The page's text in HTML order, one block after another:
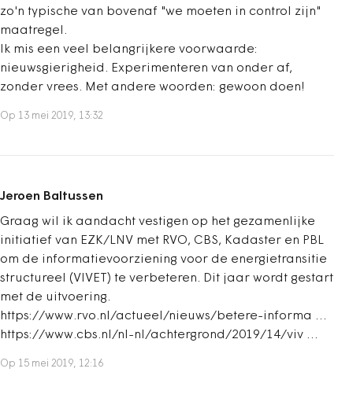
zo'n typische van bovenaf "we moeten in control zijn"
maatregel.
Ik mis een veel belangrijkere voorwaarde:
nieuwsgierigheid. Experimenteren van onder af,
zonder vrees. Met andere woorden: gewoon doen!
Op 13 mei 2019, 13:32
Jeroen Baltussen
Graag wil ik aandacht vestigen op het gezamenlijke
initiatief van EZK/LNV met RVO, CBS, Kadaster en PBL
om de informatievoorziening voor de energietransitie
structureel (VIVET) te verbeteren. Dit jaar wordt gestart
met de uitvoering.
https://www.rvo.nl/actueel/nieuws/betere-informa …
https://www.cbs.nl/nl-nl/achtergrond/2019/14/viv …
Op 15 mei 2019, 12:16